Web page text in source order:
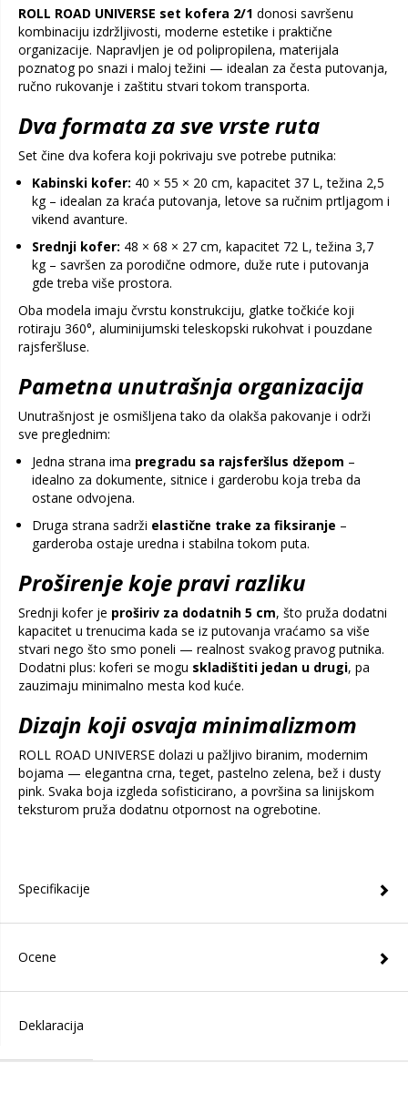
ROLL ROAD UNIVERSE set kofera 2/1 donosi savršenu
kombinaciju izdržljivosti, moderne estetike i praktične
organizacije. Napravljen je od polipropilena, materijala
poznatog po snazi i maloj težini — idealan za česta putovanja,
ručno rukovanje i zaštitu stvari tokom transporta.
Dva formata za sve vrste ruta
Set čine dva kofera koji pokrivaju sve potrebe putnika:
Kabinski kofer: 40 × 55 × 20 cm, kapacitet 37 L, težina 2,5
kg – idealan za kraća putovanja, letove sa ručnim prtljagom i
vikend avanture.
Srednji kofer: 48 × 68 × 27 cm, kapacitet 72 L, težina 3,7
kg – savršen za porodične odmore, duže rute i putovanja
gde treba više prostora.
Oba modela imaju čvrstu konstrukciju, glatke točkiće koji
rotiraju 360°, aluminijumski teleskopski rukohvat i pouzdane
rajsferšluse.
Pametna unutrašnja organizacija
Unutrašnjost je osmišljena tako da olakša pakovanje i održi
sve preglednim:
Jedna strana ima pregradu sa rajsferšlus džepom –
idealno za dokumente, sitnice i garderobu koja treba da
ostane odvojena.
Druga strana sadrži elastične trake za fiksiranje –
garderoba ostaje uredna i stabilna tokom puta.
Proširenje koje pravi razliku
Srednji kofer je proširiv za dodatnih 5 cm, što pruža dodatni
kapacitet u trenucima kada se iz putovanja vraćamo sa više
stvari nego što smo poneli — realnost svakog pravog putnika.
Dodatni plus: koferi se mogu skladištiti jedan u drugi, pa
zauzimaju minimalno mesta kod kuće.
Dizajn koji osvaja minimalizmom
ROLL ROAD UNIVERSE dolazi u pažljivo biranim, modernim
bojama — elegantna crna, teget, pastelno zelena, bež i dusty
pink. Svaka boja izgleda sofisticirano, a površina sa linijskom
teksturom pruža dodatnu otpornost na ogrebotine.
Specifikacije
Ocene
Deklaracija